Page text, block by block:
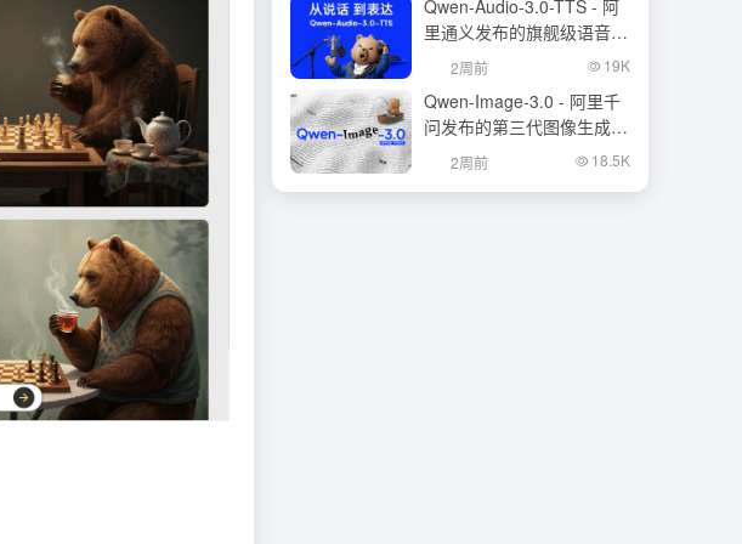
Qwen-Audio-3.0-TTS - 阿
里通义发布的旗舰级语音合
成大模型
2周前 19K
Qwen-Image-3.0 - 阿里千
问发布的第三代图像生成基
础模型
2周前 18.5K